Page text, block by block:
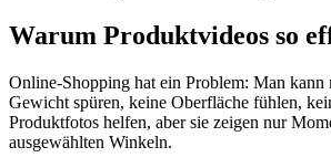
Warum Produktvideos so
Online-Shopping hat ein Problem: Man kann
Gewicht spüren, keine Oberfläche fühlen,
Produktfotos helfen, aber sie zeigen nur
ausgewählten Winkeln.